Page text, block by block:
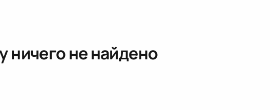
ничего не найдено